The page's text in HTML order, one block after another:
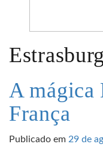
A mágica
França
Publicado em 29 de